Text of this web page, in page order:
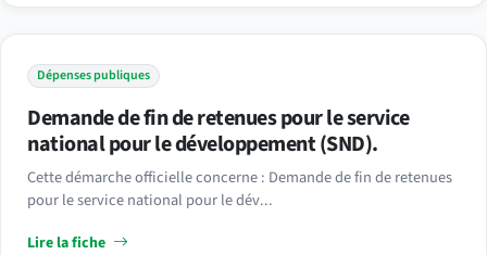
Dépenses publiques
Demande de fin de retenues pour le service
national pour le développement (SND).
Cette démarche officielle concerne : Demande de fin de retenues
pour le service national pour le dév...
Lire la fiche